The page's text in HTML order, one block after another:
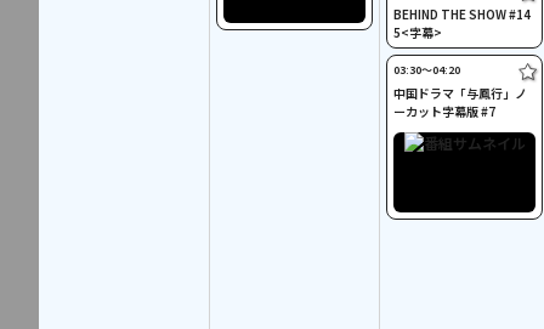
BEHIND THE SHOW #14
5<字幕>
03:30〜04:20
中国ドラマ「与鳳行」ノ
ーカット字幕版 #7